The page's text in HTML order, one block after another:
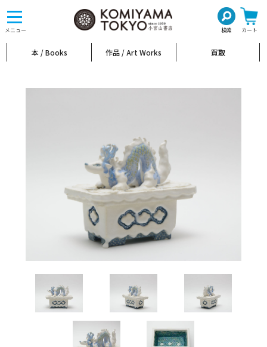
メニュー 検索 カート
toggle
navigation
本 / Books 作品 / Art Works 買取